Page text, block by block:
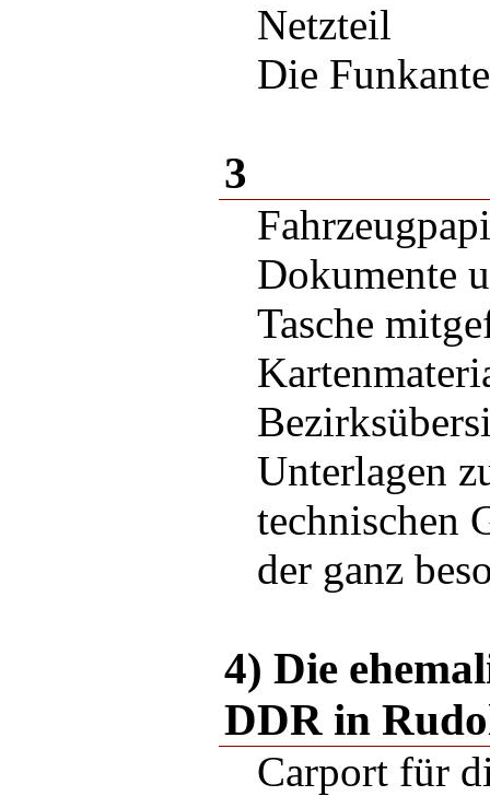
Netzteil
Die
3
Dokumente
Tasche
Unterlagen
technischen
der ganz
4) Die
DDR in
Carport für